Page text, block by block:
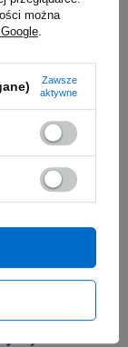
Selen +
- 120caps
jutro
można
.
Zawsze
aktywne